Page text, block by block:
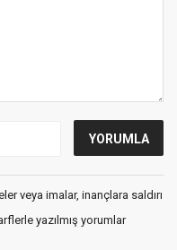
veya imalar, inançlara saldırı
yazılmış yorumlar